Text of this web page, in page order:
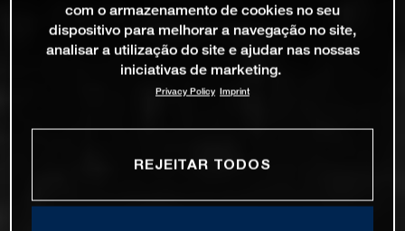
com o armazenamento de cookies no seu
dispositivo para melhorar a navegação no site,
analisar a utilização do site e ajudar nas nossas
iniciativas de marketing.
Privacy Policy Imprint
REJEITAR TODOS